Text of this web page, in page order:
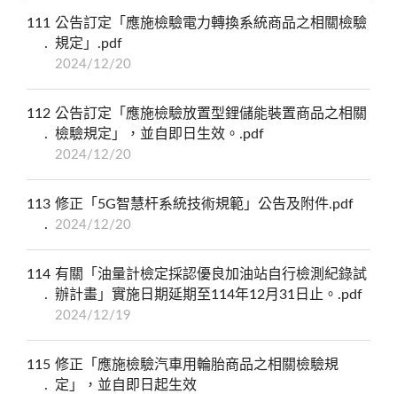
111 公告訂定「應施檢驗電力轉換系統商品之相關檢驗
規定」.pdf
2024/12/20
112 公告訂定「應施檢驗放置型鋰儲能裝置商品之相關
檢驗規定」，並自即日生效。.pdf
2024/12/20
113 修正「5G智慧杆系統技術規範」公告及附件.pdf
2024/12/20
114 有關「油量計檢定採認優良加油站自行檢測紀錄試
辦計畫」實施日期延期至114年12月31日止。.pdf
2024/12/19
115 修正「應施檢驗汽車用輪胎商品之相關檢驗規
定」，並自即日起生效